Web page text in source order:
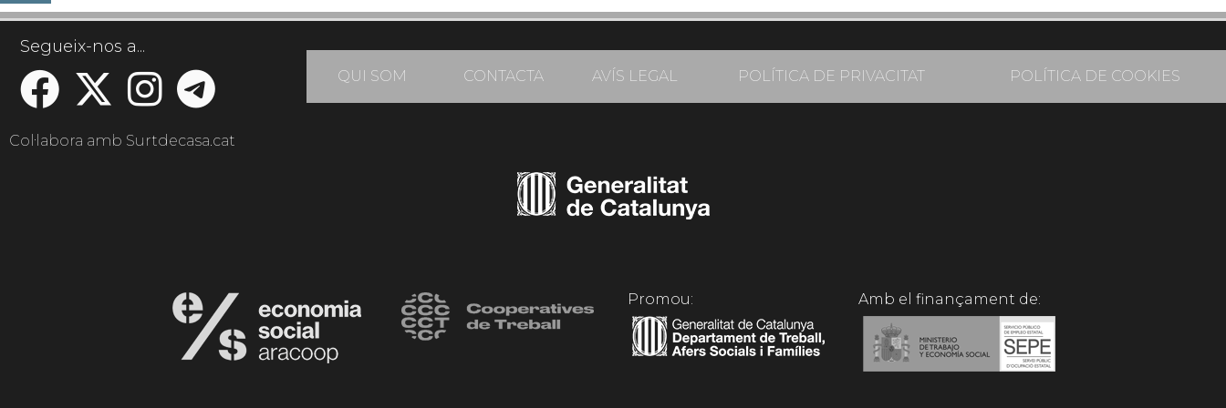
Segueix-nos a...
QUI SOM CONTACTA AVÍS LEGAL POLÍTICA DE PRIVACITAT POLÍTICA DE COOKIES
Col·labora amb Surtdecasa.cat
Promou: Amb el finançament de: